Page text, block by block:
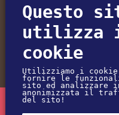
Sei interessato
Agenzia Immobiliare
Udine, Trieste e
Via Umberto I°, 30
33085 - Maniago (PN) -
(+39) 0427-
(+39) 345-2310426
Questo
utilizza
cookie
Utilizziamo i
fornire le
sito ed analizzare
anonimizzata il
del sito!